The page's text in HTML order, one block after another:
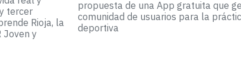
tercer
Rioja, la
Joven y
propuesta de una App gratuita que
comunidad de usuarios para la
deportiva